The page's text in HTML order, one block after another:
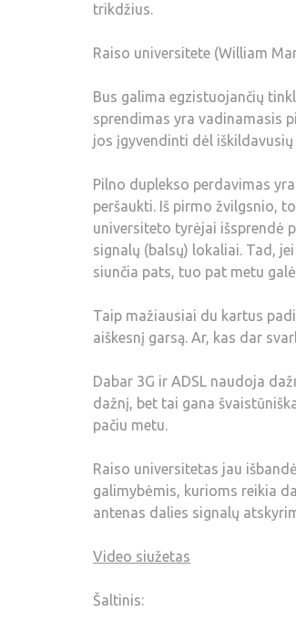
trikdžius.
Raiso universitete (William
Bus galima egzistuojančių
sprendimas yra vadinamasis
jos įgyvendinti dėl
Pilno duplekso perdavimas
peršaukti. Iš pirmo žvilgsnio,
universiteto tyrėjai išsprendė
signalų (balsų) lokaliai. Tad,
siunčia pats, tuo pat metu
Taip mažiausiai du kartus
aiškesnį garsą. Ar, kas dar
Dabar 3G ir ADSL naudoja
dažnį, bet tai gana
pačiu metu.
Raiso universitetas jau
galimybėmis, kurioms reikia
antenas dalies signalų
Video siužetas
Šaltinis: